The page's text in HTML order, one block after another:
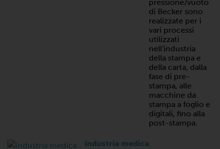
pressione/vuoto
di Becker sono
realizzate per i
vari processi
utilizzati
nell'industria
della stampa e
della carta, dalla
fase di pre-
stampa, alle
macchine da
stampa a foglio e
digitali, fino alla
post-stampa.
Industria medica